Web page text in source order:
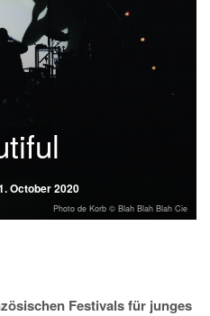
October 2020
Photo de Korb © Blah Blah Blah Cie
Festivals für junges